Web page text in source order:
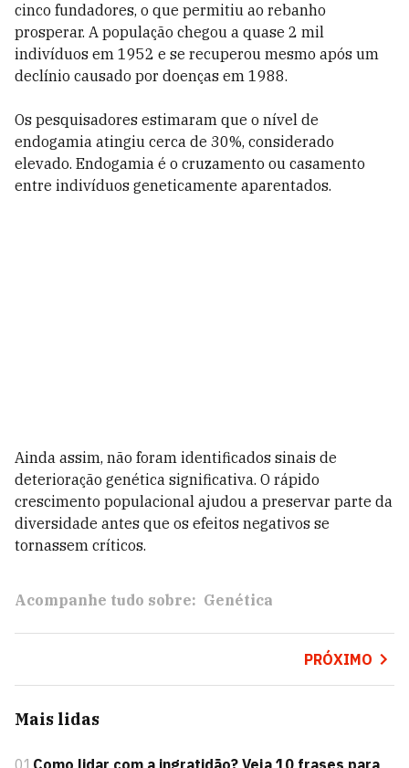
cinco fundadores, o que permitiu ao rebanho
prosperar. A população chegou a quase 2 mil
indivíduos em 1952 e se recuperou mesmo após um
declínio causado por doenças em 1988.
Os pesquisadores estimaram que o nível de
endogamia atingiu cerca de 30%, considerado
elevado. Endogamia é o cruzamento ou casamento
entre indivíduos geneticamente aparentados.
Ainda assim, não foram identificados sinais de
deterioração genética significativa. O rápido
crescimento populacional ajudou a preservar parte da
diversidade antes que os efeitos negativos se
tornassem críticos.
Acompanhe tudo sobre: Genética
PRÓXIMO
Mais lidas
01 Como lidar com a ingratidão? Veja 10 frases para